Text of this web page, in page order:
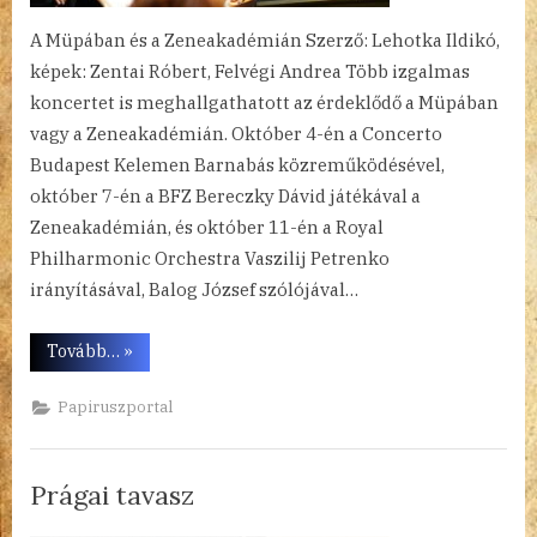
A Müpában és a Zeneakadémián Szerző: Lehotka Ildikó,
képek: Zentai Róbert, Felvégi Andrea Több izgalmas
koncertet is meghallgathatott az érdeklődő a Müpában
vagy a Zeneakadémián. Október 4-én a Concerto
Budapest Kelemen Barnabás közreműködésével,
október 7-én a BFZ Bereczky Dávid játékával a
Zeneakadémián, és október 11-én a Royal
Philharmonic Orchestra Vaszilij Petrenko
irányításával, Balog József szólójával…
Tovább… “Egy
eseményei”
»
Papiruszportal
Prágai tavasz